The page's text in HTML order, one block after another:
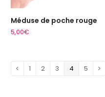
Méduse de poche rouge
5,00€
1 2 3 4 5